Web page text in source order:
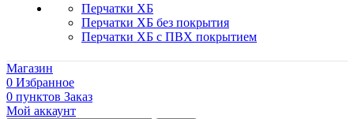
Перчатки ХБ
Перчатки ХБ без покрытия
Перчатки ХБ с ПВХ покрытием
Магазин
0 Избранное
0 пунктов Заказ
Мой аккаунт